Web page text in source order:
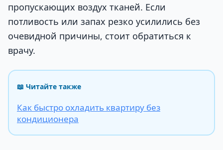
пропускающих воздух тканей. Если
потливость или запах резко усилились без
очевидной причины, стоит обратиться к
врачу.
📖 Читайте также
Как быстро охладить квартиру без
кондиционера